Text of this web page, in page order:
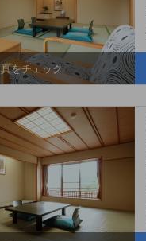
をチェック